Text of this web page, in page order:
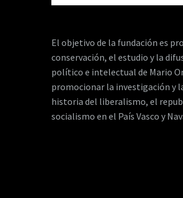
El objetivo de la fundación es
conservación, el estudio y la
político e intelectual de Mario
promocionar la investigación y
historia del liberalismo, el
socialismo en el País Vasco y